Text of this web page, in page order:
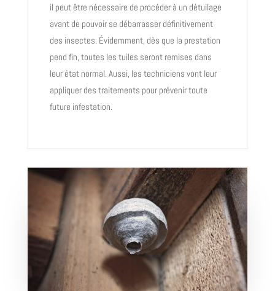
il peut être nécessaire de procéder à un détuilage
avant de pouvoir se débarrasser définitivement
des insectes. Évidemment, dès que la prestation
pend fin, toutes les tuiles seront remises dans
leur état normal. Aussi, les techniciens vont leur
appliquer des traitements pour prévenir toute
future infestation.